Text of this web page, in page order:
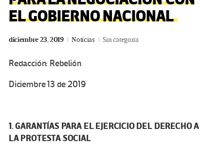
EL GOBIERNO NACIONAL
diciembre 23, 2019 Noticias Sin categoría
Redacción: Rebelión
Diciembre 13 de 2019
1. GARANTÍAS PARA EL EJERCICIO DEL DERECHO A
LA PROTESTA SOCIAL